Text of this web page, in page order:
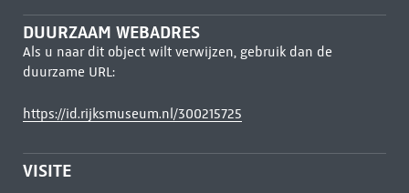
DUURZAAM WEBADRES
Als u naar dit object wilt verwijzen, gebruik dan de
duurzame URL:
https://id.rijksmuseum.nl/300215725
VISITE